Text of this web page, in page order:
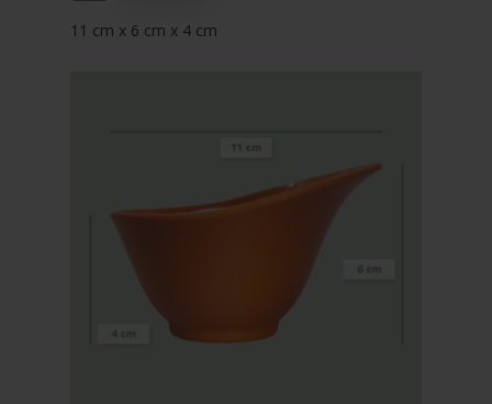
11 cm x 6 cm x 4 cm